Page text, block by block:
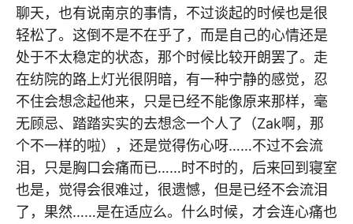
聊天，也有说南京的事情，不过谈起的时候也是很
轻松了。这倒不是不在乎了，而是自己的心情还是
处于不太稳定的状态，那个时候比较开朗罢了。走
在纺院的路上灯光很阴暗，有一种宁静的感觉，忍
不住会想念起他来，只是已经不能像原来那样，毫
无顾忌、踏踏实实的去想念一个人了（Zak啊，那
个不一样的啦），还是觉得伤心呀……不过不会流
泪，只是胸口会痛而已……时不时的，后来回到寝室
也是，觉得会很难过，很遗憾，但是已经不会流泪
了，果然……是在适应么。什么时候，才会连心痛也